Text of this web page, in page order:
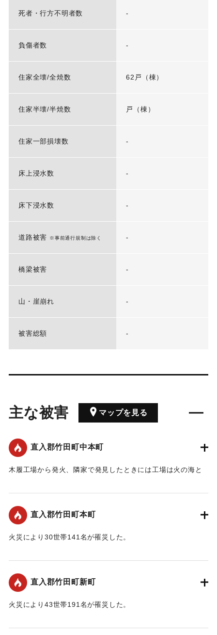
死者・行方不明者数 -
負傷者数 -
住家全壊/全焼数 62戸（棟）
住家半壊/半焼数 戸（棟）
住家一部損壊数 -
床上浸水数 -
床下浸水数 -
道路被害 ※事前通行規制は除く -
橋梁被害 -
山・崖崩れ -
被害総額 -
主な被害 マップを見る
直入郡竹田町中本町
木履工場から発火、隣家で発見したときには工場は火の海と
中本町、魚町、田町、新町、下町、寺町と三方に燃え広が
り、同町および、玉来、入田、松本その他各町村の警防団が
水の不便に屈せず必死の活動を続け、18日午前1時半に鎮火し
事に至らず消し止めた。全焼住家62棟、非住家11棟、半焼住
場に一人の宿直も夜警もいない）からで損害は3000万円以上
になる見込み。30代の男性1人が負傷した。
寺院などで難を避けているが、町当局は18日午前10時緊急町
直入郡竹田町本町
火災により30世帯141名が罹災した。
｜固有コード:00492002
直入郡竹田町新町
火災により43世帯191名が罹災した。